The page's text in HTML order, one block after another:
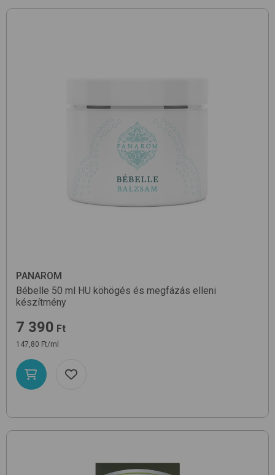
PANAROM
Bébelle 50 ml HU köhögés és megfázás elleni
készítmény
7 390 Ft
147,80 Ft/ml